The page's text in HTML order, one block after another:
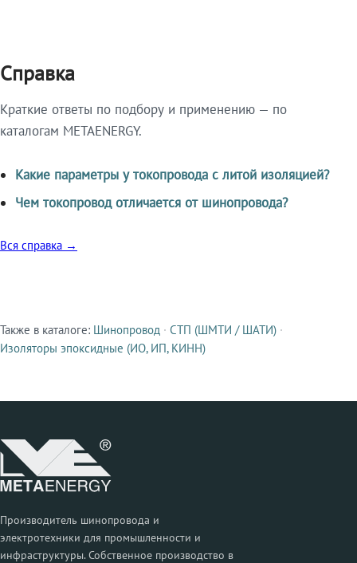
Справка
Краткие ответы по подбору и применению — по
каталогам METAENERGY.
Какие параметры у токопровода с литой изоляцией?
Чем токопровод отличается от шинопровода?
Вся справка →
Смежные продукты
Также в каталоге: Шинопровод · СТП (ШМТИ / ШАТИ) ·
Изоляторы эпоксидные (ИО, ИП, КИНН)
Производитель шинопровода и
электротехники для промышленности и
инфраструктуры. Собственное производство в